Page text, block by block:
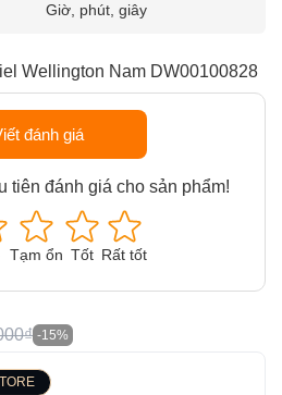
Giờ, phút, giây
Wellington Nam DW00100828
đánh giá
tiên đánh giá cho sản phẩm!
Tạm ổn Tốt Rất tốt
-15%